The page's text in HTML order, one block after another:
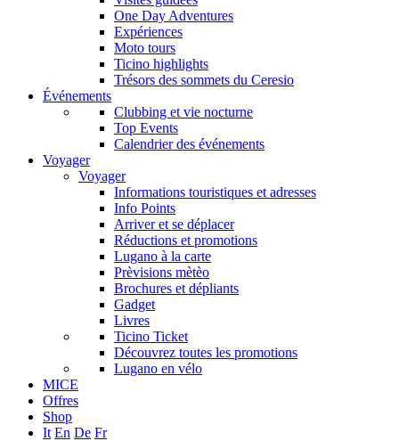
One Day Adventures
Expériences
Moto tours
Ticino highlights
Trésors des sommets du Ceresio
Événements
Clubbing et vie nocturne
Top Events
Calendrier des événements
Voyager
Voyager
Informations touristiques et adresses
Info Points
Arriver et se déplacer
Réductions et promotions
Lugano à la carte
Prèvisions mètèo
Brochures et dépliants
Gadget
Livres
Ticino Ticket
Découvrez toutes les promotions
Lugano en vélo
MICE
Offres
Shop
It En De Fr